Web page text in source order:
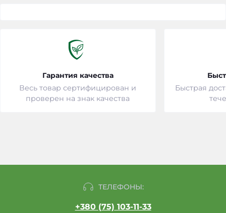
Гарантия качества
Весь товар сертифицирован и
проверен на знак качества
Быстрая
ТЕЛЕФОНЫ:
+380 (75) 103-11-33